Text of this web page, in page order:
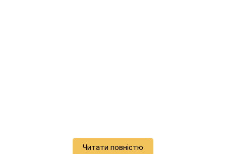
Читати повністю